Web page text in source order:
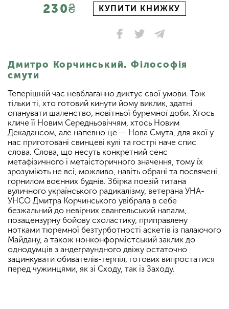
230₴ КУПИТИ КНИЖКУ
Дмитро Корчинський. Філософія
смути
Теперішній час невблаганно диктує свої умови. Тож
тільки ті, хто готовий кинути йому виклик, здатні
опанувати шаленство, новітньої буремної доби. Хтось
кличе її Новим Середньовіччям, хтось Новим
Декадансом, але напевно це — Нова Смута, для якої у
нас приготовані свинцеві кулі та гострі наче спис
слова. Слова, що несуть конкретний сенс
метафізичного і метаісторичного значення, тому їх
зрозуміють не всі, можливо, навіть обрані та посвячені
горнилом воєнних буднів. Збірка поезій титана
вуличного українського радикалізму, ветерана УНА-
УНСО Дмитра Корчинського увібрала в себе
безжальний до невірних євангельський напалм,
позацензурну бойову схоластику, приправлену
нотками тюремної безтурботності аскетів із палаючого
Майдану, а також нонконформістський заклик до
однодумців з андеґраундного двіжу остаточно
зацинкувати обивателів-терпіл, готових випростатися
перед чужинцями, як зі Сходу, так із Заходу.